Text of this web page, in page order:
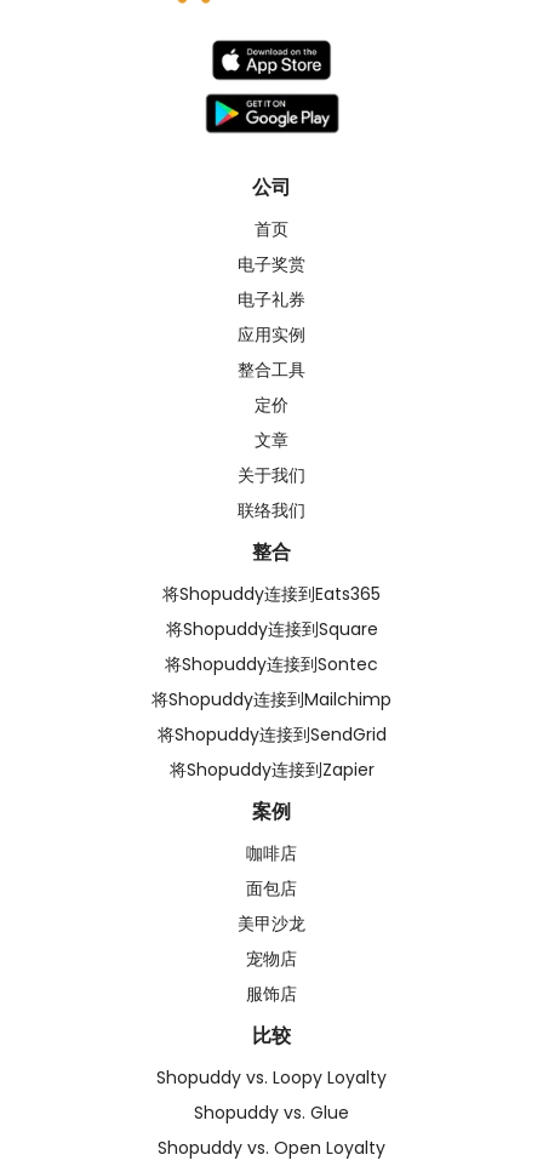
公司
首页
电子奖赏
电子礼券
应用实例
整合工具
定价
文章
关于我们
联络我们
整合
将Shopuddy连接到Eats365
将Shopuddy连接到Square
将Shopuddy连接到Sontec
将Shopuddy连接到Mailchimp
将Shopuddy连接到SendGrid
将Shopuddy连接到Zapier
案例
咖啡店
面包店
美甲沙龙
宠物店
服饰店
比较
Shopuddy vs. Loopy Loyalty
Shopuddy vs. Glue
Shopuddy vs. Open Loyalty